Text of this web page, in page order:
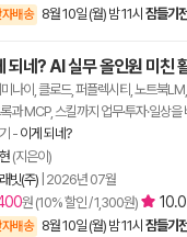
자배송 8월 10일 (월) 밤 11시 잠들기
되네? AI 실무 올인원 미친
나이, 클로드, 퍼플렉시티, 노트북
과 MCP, 스킬까지 업무·투자·일상
- 이게 되네?
(지은이)
빗(주) 2026년 07월
원 (10% 할인 / 1,300원) 10.0
자배송 8월 10일 (월) 밤 11시 잠들기